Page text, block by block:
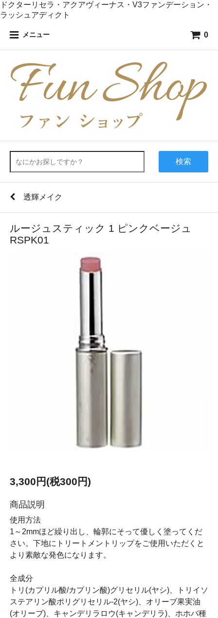
ドクターリセラ・アクアヴィーナス・V3ファンデーション・
ラッシュアディクト
メニュー 0
検索
透輝メイク
ルージュスティック 1 ピンクベージュ
RSPK01
3,300円(税300円)
商品説明
使用方法
1～2mmほど繰り出し、輪郭にそって優しく塗ってくだ
さい。下地にトリートメントリップをご使用いただくと
より素敵な発色になります。
全成分
トリ(カプリル酸/カプリン酸)グリセリル(ヤシ)、トリイソ
ステアリン酸ポリグリセリル-2(ヤシ)、オリーブ果実油
(オリーブ)、キャンデリラロウ(キャンデリラ)、ホホバ種